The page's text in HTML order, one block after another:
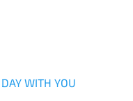
WITH YOU